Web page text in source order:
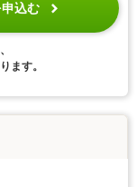
込む
ます。